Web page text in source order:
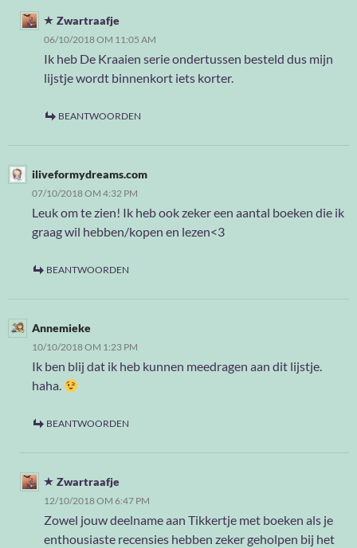
Zwartraafje
06/10/2018 OM 11:05 AM
Ik heb De Kraaien serie ondertussen besteld dus mijn
lijstje wordt binnenkort iets korter.
BEANTWOORDEN
iliveformydreams.com
07/10/2018 OM 4:32 PM
Leuk om te zien! Ik heb ook zeker een aantal boeken die ik
graag wil hebben/kopen en lezen<3
BEANTWOORDEN
Annemieke
10/10/2018 OM 1:23 PM
Ik ben blij dat ik heb kunnen meedragen aan dit lijstje.
haha.
BEANTWOORDEN
Zwartraafje
12/10/2018 OM 6:47 PM
Zowel jouw deelname aan Tikkertje met boeken als je
enthousiaste recensies hebben zeker geholpen bij het